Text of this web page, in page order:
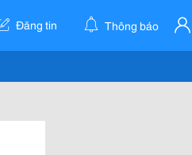
Đăng tin Thông báo